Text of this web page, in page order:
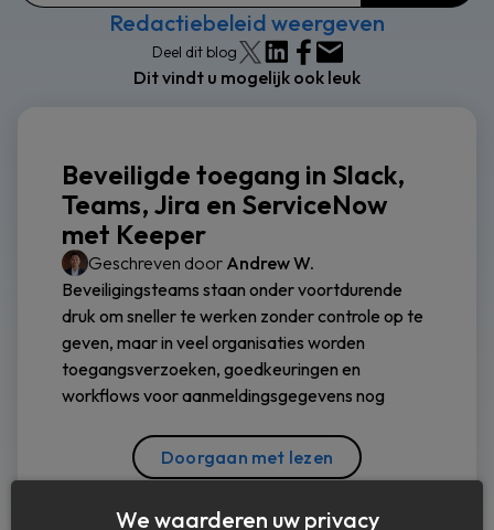
Redactiebeleid weergeven
Deel dit blog
Dit vindt u mogelijk ook leuk
Beveiligde toegang in Slack,
Teams, Jira en ServiceNow
met Keeper
Geschreven door Andrew W.
Beveiligingsteams staan onder voortdurende
druk om sneller te werken zonder controle op te
geven, maar in veel organisaties worden
toegangsverzoeken, goedkeuringen en
workflows voor aanmeldingsgegevens nog
Doorgaan met lezen
We waarderen uw privacy